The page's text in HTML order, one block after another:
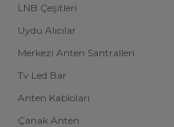
LNB Çeşitleri
Uydu Alıcılar
Merkezi Anten Santralleri
Tv Led Bar
Anten Kabloları
Çanak Anten